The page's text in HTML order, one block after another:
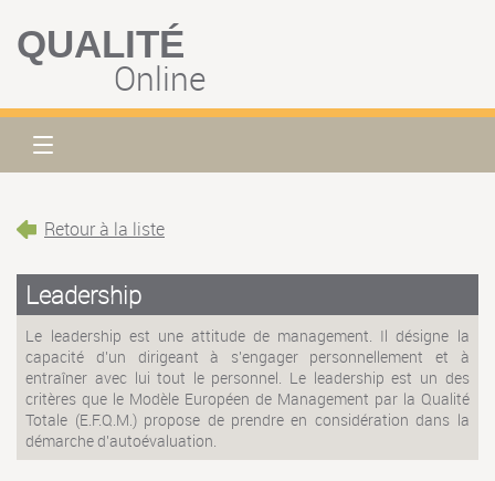
QUALITÉ
Online
Retour à la liste
Leadership
Le leadership est une attitude de management. Il désigne la
capacité d'un dirigeant à s'engager personnellement et à
entraîner avec lui tout le personnel. Le leadership est un des
critères que le Modèle Européen de Management par la Qualité
Totale (E.F.Q.M.) propose de prendre en considération dans la
démarche d'autoévaluation.